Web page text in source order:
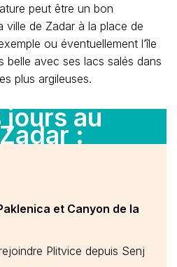
peut être un bon
ville de Zadar à la place de
ou éventuellement l’île
belle avec ses lacs salés dans
plus argileuses.
au
:
et Canyon de la
Plitvice depuis Senj